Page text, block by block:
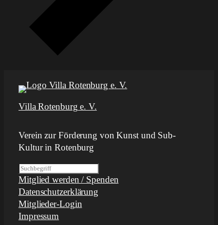
Villa Rotenburg e. V.
Verein zur Förderung von Kunst und Sub-
Kultur in Rotenburg
S
u
c
h
e
Mitglied werden / Spenden
Datenschutzerklärung
Mitglieder-Login
Impressum